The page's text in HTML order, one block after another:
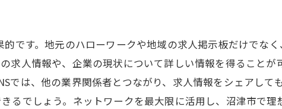
土木求人応募方法を学ぶ
ン応募の際の注意点とコツ
ピールすべきポイント
ーキングを活用した内定獲得法
です。地元のハローワークや地域の求人掲示板だけでな
求人情報や、企業の現状について詳しい情報を得ることが
では、他の業界関係者とつながり、求人情報をシェアして
るでしょう。ネットワークを最大限に活用し、沼津市で